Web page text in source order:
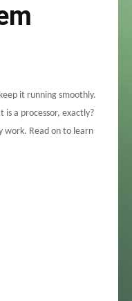
it running smoothly.
a processor, exactly?
work. Read on to learn